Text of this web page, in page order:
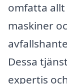
omfatta
maskiner
Dessa
expertis